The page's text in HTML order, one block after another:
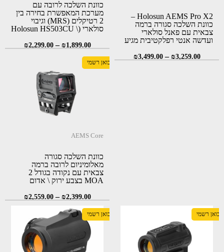
Holosun AEMS Pro X2 –
כוונת השלכה סגורה ברמה
צבאית עם פאנל סולארי
ועדשה אנטי רפלקטיבית מגיע
₪3,259.00
–
₪3,499.00
כוונת השלכה לרובה עם
מערכת המאפשרת בחירה בין
2 רטיקלים (MRS) וגיבוי
סולארי (Holosun HS503CU \
₪1,899.00
–
₪2,299.00
יבואן רשמי
AEMS Core
כוונת השלכה סגורה
מאלומיניום לרובה ברמה
צבאית עם נקודה בגודל 2
MOA בצבע ירוק \ אדום
₪2,399.00
–
₪2,559.00
יבואן רשמי יבואן רשמי